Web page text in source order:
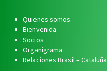
Quienes somos
Bienvenida
Socios
Organigrama
Relaciones Brasil – Cataluña